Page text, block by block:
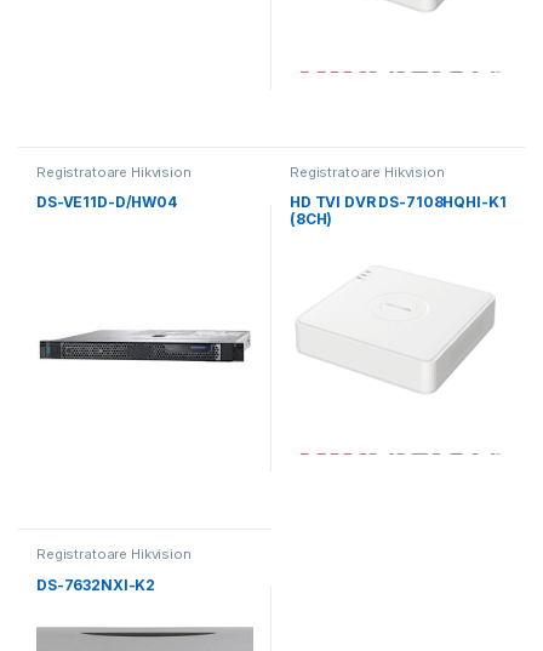
Registratoare Hikvision
DS-VE11D-D/HW04
Registratoare Hikvision
HD TVI DVR DS-7108HQHI-K1
(8CH)
Registratoare Hikvision
DS-7632NXI-K2